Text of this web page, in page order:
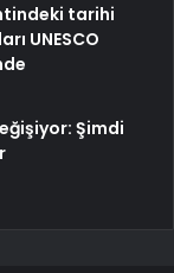
tarihi
UNESCO
Şimdi